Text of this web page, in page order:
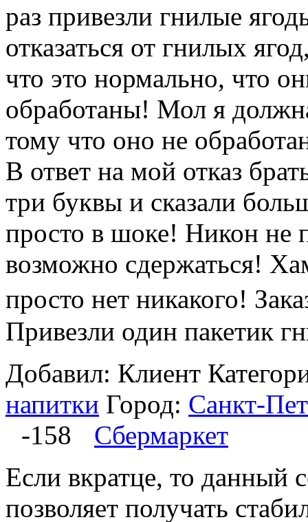
раз привезли гнилые
отказаться от гнилых
что это нормально, что
обработаны! Мол я
тому что оно не
В ответ на мой отказ
три буквы и сказали
просто в шоке! Никон не
возможно сдержаться!
просто нет никакого!
Привезли один пакетик
Добавил: Клиент
напитки Город: Санкт-
-158
Сбермаркет
Если вкратце, то данный
позволяет получать